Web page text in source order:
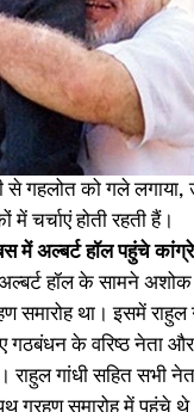
से गहलोत को गले
में चर्चाएं होती रहती हैं।
में अल्बर्ट हॉल पहुंचे
अल्बर्ट हॉल के सामने
समारोह था। इसमें राहुल
गठबंधन के वरिष्ठ नेता और
राहुल गांधी सहित सभी